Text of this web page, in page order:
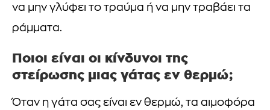
να μην γλύφει το τραύμα ή να μην τραβάει τα
ράμματα.
Ποιοι είναι οι κίνδυνοι της
στείρωσης μιας γάτας εν θερμώ;
Όταν η γάτα σας είναι εν θερμώ, τα αιμοφόρα